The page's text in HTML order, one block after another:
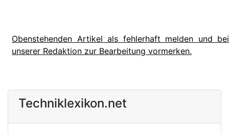
Obenstehenden Artikel als fehlerhaft melden und bei
unserer Redaktion zur Bearbeitung vormerken.
Techniklexikon.net